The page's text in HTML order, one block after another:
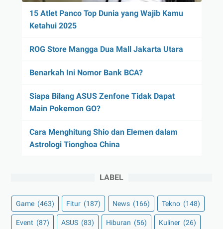
15 Atlet Panco Top Dunia yang Wajib Kamu
Ketahui 2025
ROG Store Mangga Dua Mall Jakarta Utara
Benarkah Ini Nomor Bank BCA?
Siapa Bilang ASUS Zenfone Tidak Dapat
Main Pokemon GO?
Cara Menghitung Shio dan Elemen dalam
Astrologi Tionghoa China
LABEL
Game (463) Fitur (187) News (166) Tekno (148)
Event (87) ASUS (83) Hiburan (56) Kuliner (26)